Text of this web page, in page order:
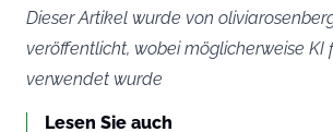
Dieser Artikel wurde von
veröffentlicht, wobei möglicherweise KI
verwendet wurde
Lesen Sie auch